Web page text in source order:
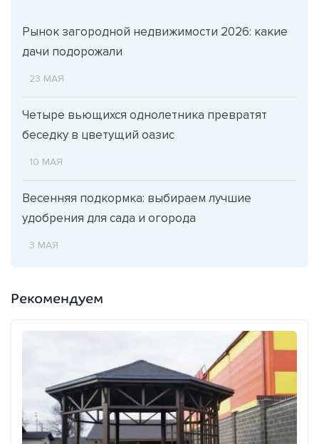
Рынок загородной недвижимости 2026: какие
дачи подорожали
23 МАЯ
Четыре вьющихся однолетника превратят
беседку в цветущий оазис
10 МАЯ
Весенняя подкормка: выбираем лучшие
удобрения для сада и огорода
3 МАЯ
Рекомендуем